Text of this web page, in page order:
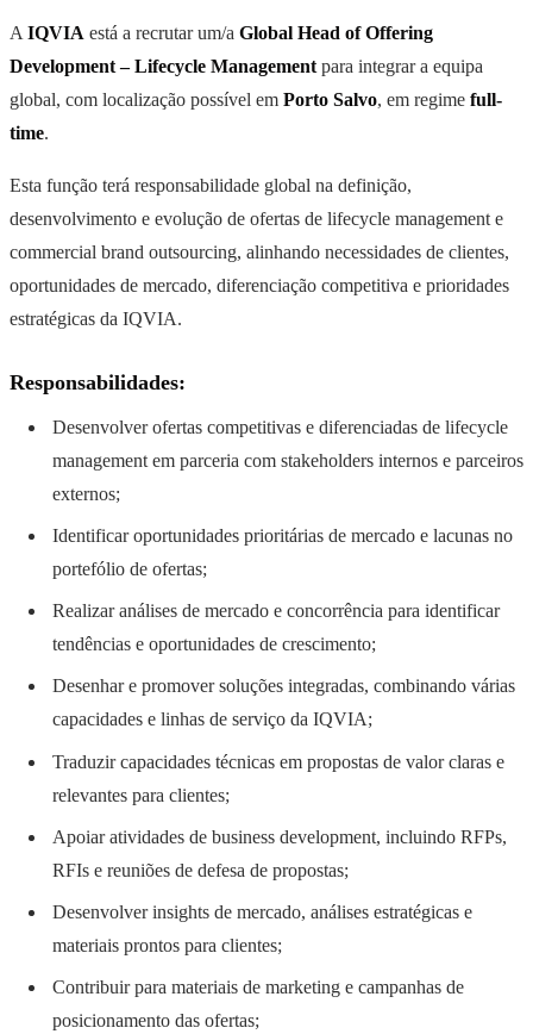
A IQVIA está a recrutar um/a Global Head of Offering
Development – Lifecycle Management para integrar a equipa
global, com localização possível em Porto Salvo, em regime full-
time.
Esta função terá responsabilidade global na definição,
desenvolvimento e evolução de ofertas de lifecycle management e
commercial brand outsourcing, alinhando necessidades de clientes,
oportunidades de mercado, diferenciação competitiva e prioridades
estratégicas da IQVIA.
Responsabilidades:
Desenvolver ofertas competitivas e diferenciadas de lifecycle
management em parceria com stakeholders internos e parceiros
externos;
Identificar oportunidades prioritárias de mercado e lacunas no
portefólio de ofertas;
Realizar análises de mercado e concorrência para identificar
tendências e oportunidades de crescimento;
Desenhar e promover soluções integradas, combinando várias
capacidades e linhas de serviço da IQVIA;
Traduzir capacidades técnicas em propostas de valor claras e
relevantes para clientes;
Apoiar atividades de business development, incluindo RFPs,
RFIs e reuniões de defesa de propostas;
Desenvolver insights de mercado, análises estratégicas e
materiais prontos para clientes;
Contribuir para materiais de marketing e campanhas de
posicionamento das ofertas;